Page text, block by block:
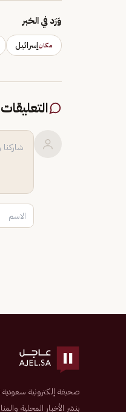
وَرَد في الخبر
مكانإسرائيل
التعليقات
بنشر الأخبار المحلية